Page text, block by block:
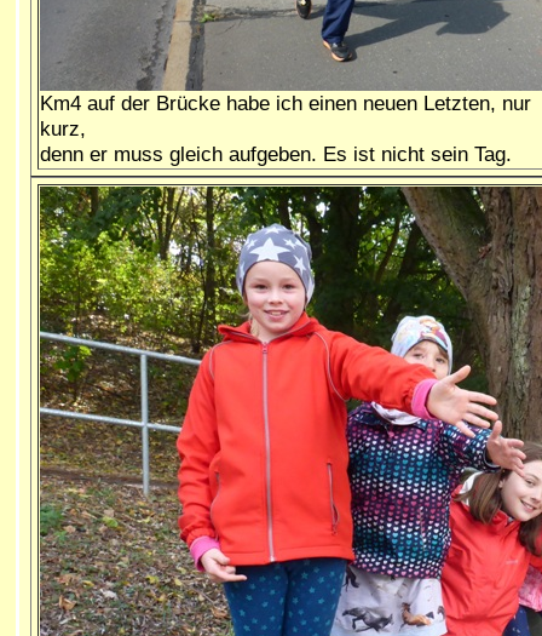
Km4 auf der Brücke habe ich einen neuen Letzten, nur
kurz,
denn er muss gleich aufgeben. Es ist nicht sein Tag.